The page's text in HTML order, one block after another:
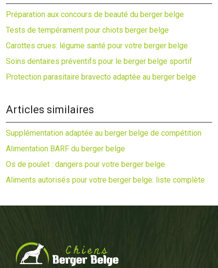
Préparation aux concours de beauté du berger belge
Tests de tempérament pour chiots berger belge
Carottes crues: légume santé pour votre berger belge
Soins dentaires préventifs pour le berger belge sportif
Protection parasitaire bravecto adaptée au berger belge
Articles similaires
Supplémentation adaptée au berger belge de compétition
Alimentation BARF du berger belge
Os de poulet : dangers pour votre berger belge
Aliments autorisés pour votre berger belge: liste complète